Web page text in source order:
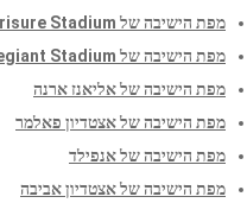
מפת הישיבה של Acrisure Stadium
מפת הישיבה של Allegiant Stadium
מפת הישיבה של אליאנז ארנה
מפת הישיבה של אצטדיון פאלמר
מפת הישיבה של אנפילד
מפת הישיבה של אצטדיון אביבה